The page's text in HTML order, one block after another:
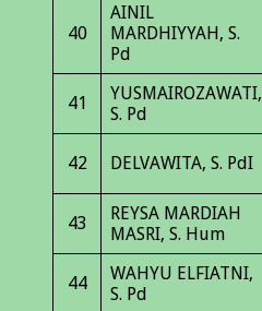
40
AINIL
MARDHIYYAH, S.
Pd
41
YUSMAIROZAWATI,
S. Pd
42 DELVAWITA, S. PdI
43
REYSA MARDIAH
MASRI, S. Hum
44
WAHYU ELFIATNI,
S. Pd